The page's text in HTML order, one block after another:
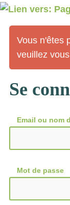
Vous n'êtes
veuillez
Se
Email ou nom
Mot de passe